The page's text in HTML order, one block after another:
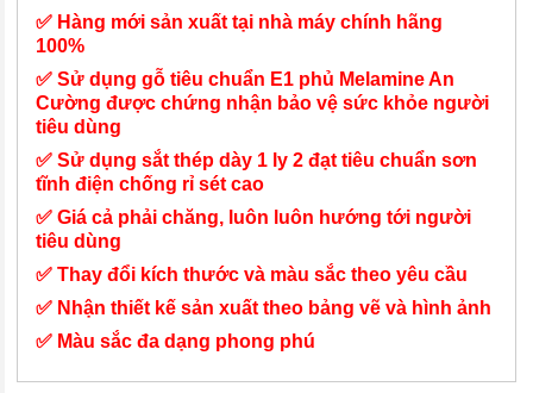
✅ Hàng mới sản xuất tại nhà máy chính hãng
100%
✅ Sử dụng gỗ tiêu chuẩn E1 phủ Melamine An
Cường được chứng nhận bảo vệ sức khỏe người
tiêu dùng
✅ Sử dụng sắt thép dày 1 ly 2 đạt tiêu chuẩn sơn
tĩnh điện chống rỉ sét cao
✅ Giá cả phải chăng, luôn luôn hướng tới người
tiêu dùng
✅ Thay đổi kích thước và màu sắc theo yêu cầu
✅ Nhận thiết kế sản xuất theo bảng vẽ và hình ảnh
✅ Màu sắc đa dạng phong phú